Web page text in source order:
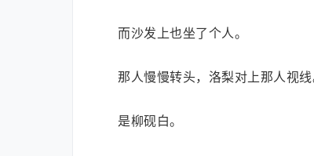
而沙发上也坐了个人。
那人慢慢转头，洛梨对上那人视线
是柳砚白。